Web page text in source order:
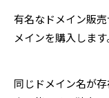
有名なドメイン販
メインを購入します
同じドメイン名が